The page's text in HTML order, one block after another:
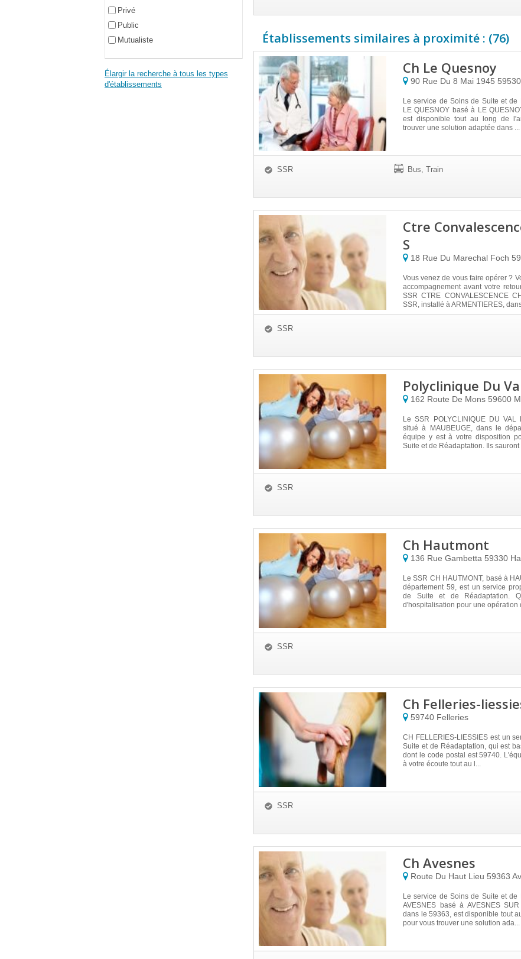
Privé
Public
Mutualiste
Élargir la recherche à tous les types
d'établissements
Établissements similaires à proximité : (76)
Ch Le Quesnoy
90 Rue Du 8 Mai 1945 59530
Le service de Soins de Suite et de
LE QUESNOY basé à LE
est disponible tout au long de
trouver une solution adaptée dans ...
SSR Bus, Train
Ctre
S
18 Rue Du Marechal Foch
Vous venez de vous faire opérer ?
accompagnement avant votre
SSR CTRE CONVALESCENCE
SSR, installé à ARMENTIERES,
SSR
Polyclinique Du
162 Route De Mons 59600
Le SSR POLYCLINIQUE DU VAL
situé à MAUBEUGE, dans le
équipe y est à votre disposition
Suite et de Réadaptation. Ils sauront
SSR
Ch Hautmont
136 Rue Gambetta 59330
Le SSR CH HAUTMONT, basé à
département 59, est un service
de Suite et de Réadaptation.
d'hospitalisation pour une opération
SSR
Ch Felleries-
59740 Felleries
CH FELLERIES-LIESSIES est un
Suite et de Réadaptation, qui est
dont le code postal est 59740.
à votre écoute tout au l...
SSR
Ch Avesnes
Route Du Haut Lieu 59363
Le service de Soins de Suite et de
AVESNES basé à AVESNES
dans le 59363, est disponible tout
pour vous trouver une solution ada...